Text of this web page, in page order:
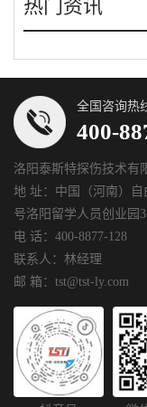
热门资讯
全国咨询热
400-
洛阳泰斯特探伤技术有
地 址：中国（河南）
号洛阳留学人员创业园
电 话：400-8877-128
联系人：林经理
邮 箱：tst@tst-ly.com